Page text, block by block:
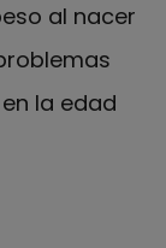
al nacer
la edad